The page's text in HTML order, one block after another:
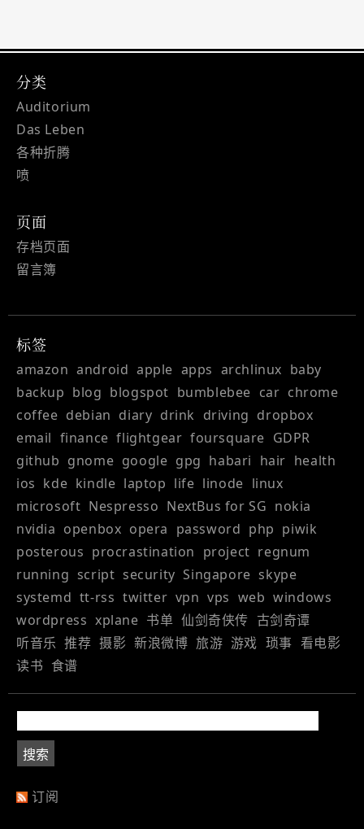
分类
Auditorium
Das Leben
各种折腾
喷
页面
存档页面
留言簿
标签
amazon android apple apps archlinux baby
backup blog blogspot bumblebee car chrome
coffee debian diary drink driving dropbox
email finance flightgear foursquare GDPR
github gnome google gpg habari hair health
ios kde kindle laptop life linode linux
microsoft Nespresso NextBus for SG nokia
nvidia openbox opera password php piwik
posterous procrastination project regnum
running script security Singapore skype
systemd tt-rss twitter vpn vps web windows
wordpress xplane 书单 仙剑奇侠传 古剑奇谭
听音乐 推荐 摄影 新浪微博 旅游 游戏 琐事 看电影
读书 食谱
订阅